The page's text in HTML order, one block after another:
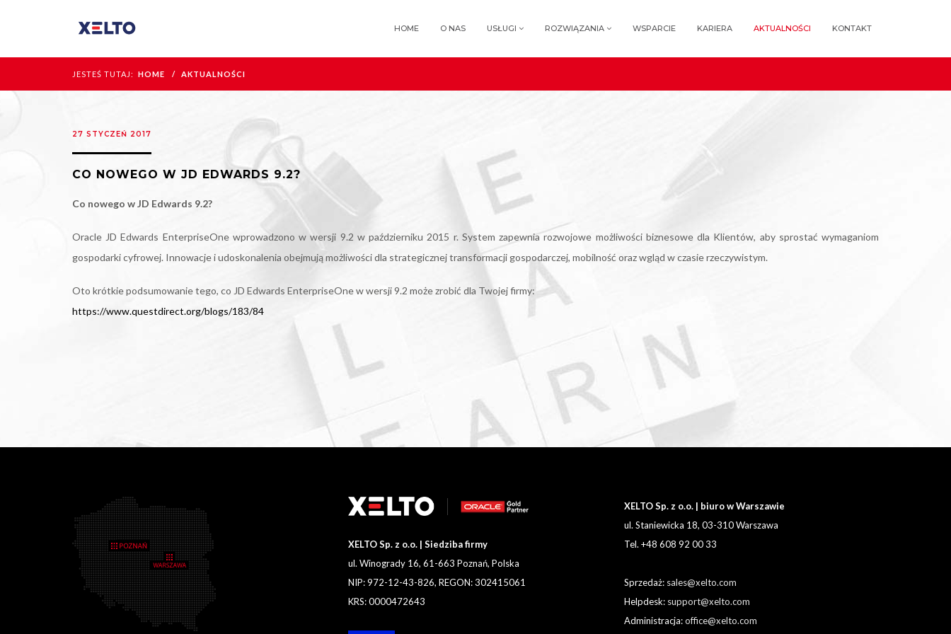
HOME O NAS USŁUGI ROZWIĄZANIA WSPARCIE KARIERA AKTUALNOŚCI KONTAKT
JESTEŚ TUTAJ: HOME AKTUALNOŚCI
27 STYCZEŃ 2017
CO NOWEGO W JD EDWARDS 9.2?
Co nowego w JD Edwards 9.2?
Oracle JD Edwards EnterpriseOne wprowadzono w wersji 9.2 w październiku 2015 r. System zapewnia rozwojowe możliwości biznesowe dla Klientów, aby sprostać wymaganiom
gospodarki cyfrowej. Innowacje i udoskonalenia obejmują możliwości dla strategicznej transformacji gospodarczej, mobilność oraz wgląd w czasie rzeczywistym.
Oto krótkie podsumowanie tego, co JD Edwards EnterpriseOne w wersji 9.2 może zrobić dla Twojej firmy:
https://www.questdirect.org/blogs/183/84
XELTO Sp. z o.o. | Siedziba firmy
ul. Winogrady 16, 61-663 Poznań, Polska
NIP: 972-12-43-826, REGON: 302415061
KRS: 0000472643
XELTO Sp. z o.o. | biuro w Warszawie
ul. Staniewicka 18, 03-310 Warszawa
Tel. +48 608 92 00 33
Sprzedaż: sales@xelto.com
Helpdesk: support@xelto.com
Administracja:office@xelto.com